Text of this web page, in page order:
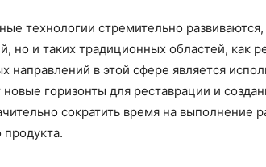
технологии стремительно
но и таких традиционных областей, как
направлений в этой сфере является
новые горизонты для реставрации и
сократить время на выполнение
продукта.